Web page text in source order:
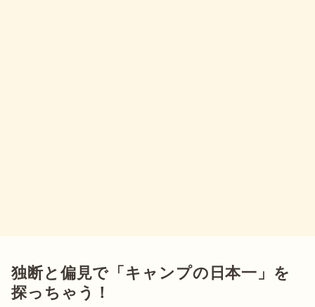
独断と偏見で「キャンプの日本一」を
探っちゃう！